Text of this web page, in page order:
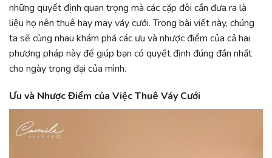
những quyết định quan trọng mà các cặp đôi cần đưa ra là
liệu họ nên thuê hay may váy cưới. Trong bài viết này, chúng
ta sẽ cùng nhau khám phá các ưu và nhược điểm của cả hai
phương pháp này để giúp bạn có quyết định đúng đắn nhất
cho ngày trọng đại của mình.
Ưu và Nhược Điểm của Việc Thuê Váy Cưới